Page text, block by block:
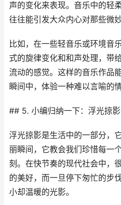
声的变化来表现。音乐中的轻
往往能引发大众内心对那些微
比如，在一些轻音乐或环境音
式的旋律变化和和声处理，带
流动的感觉。这样的音乐作品
瞬间中，体验一种难以言喻的情
## 5. 小编归纳一下：浮光掠
浮光掠影是生活中的一部分，
丽瞬间，它教会我们珍惜每一
刻。在快节奏的现代社会中，
的美好，而一旦停下匆忙的步
小却温暖的光影。